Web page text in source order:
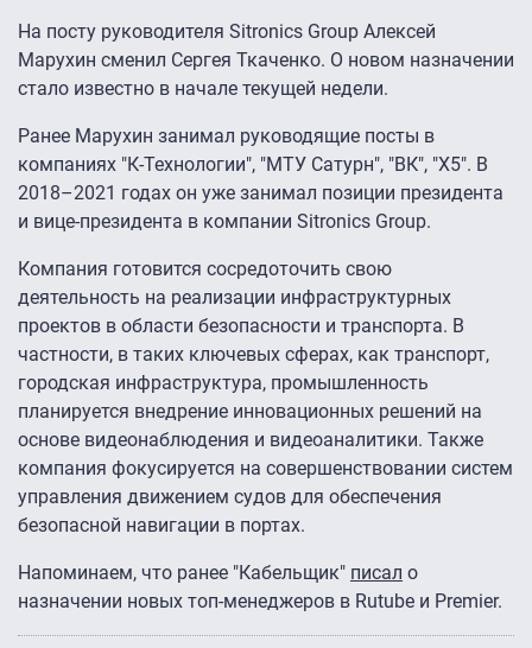
На посту руководителя Sitronics Group Алексей
Марухин сменил Сергея Ткаченко. О новом назначении
стало известно в начале текущей недели.
Ранее Марухин занимал руководящие посты в
компаниях "К-Технологии", "МТУ Сатурн", "ВК", "Х5". В
2018–2021 годах он уже занимал позиции президента
и вице-президента в компании Sitronics Group.
Компания готовится сосредоточить свою
деятельность на реализации инфраструктурных
проектов в области безопасности и транспорта. В
частности, в таких ключевых сферах, как транспорт,
городская инфраструктура, промышленность
планируется внедрение инновационных решений на
основе видеонаблюдения и видеоаналитики. Также
компания фокусируется на совершенствовании систем
управления движением судов для обеспечения
безопасной навигации в портах.
Напоминаем, что ранее "Кабельщик" писал о
назначении новых топ-менеджеров в Rutube и Premier.